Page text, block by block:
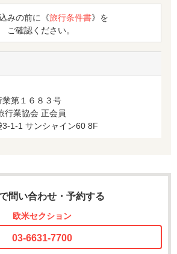
みの前に《旅行条件書》を
ご確認ください。
第１６８３号
行業協会 正会員
1-1 サンシャイン60 8F
問い合わせ・予約する
欧米セクション
03-6631-7700